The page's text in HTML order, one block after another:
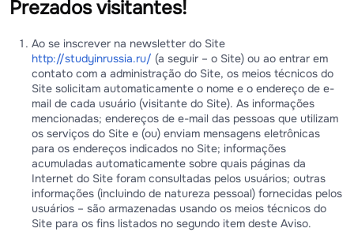
Prezados visitantes!
Ao se inscrever na newsletter do Site
http://studyinrussia.ru/ (a seguir – o Site) ou ao entrar em
contato com a administração do Site, os meios técnicos do
Site solicitam automaticamente o nome e o endereço de e-
mail de cada usuário (visitante do Site). As informações
mencionadas; endereços de e-mail das pessoas que utilizam
os serviços do Site e (ou) enviam mensagens eletrônicas
para os endereços indicados no Site; informações
acumuladas automaticamente sobre quais páginas da
Internet do Site foram consultadas pelos usuários; outras
informações (incluindo de natureza pessoal) fornecidas pelos
usuários – são armazenadas usando os meios técnicos do
Site para os fins listados no segundo item deste Aviso.